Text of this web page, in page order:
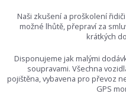
Naši zkušení a proškolení
možné lhůtě, přepraví za
krátkých
Disponujeme jak malými
soupravami. Všechna
pojištěna, vybavena pro převoz
GPS